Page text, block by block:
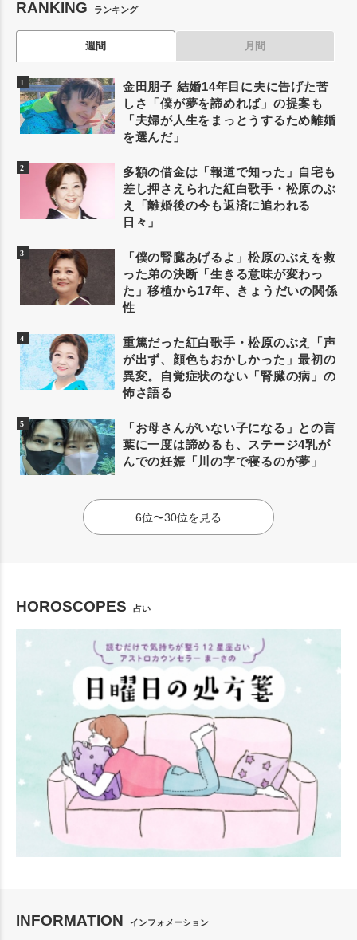
RANKING ランキング
週間 月間
金田朋子 結婚14年目に夫に告げた苦
しさ「僕が夢を諦めれば」の提案も
「夫婦が人生をまっとうするため離婚
を選んだ」
多額の借金は「報道で知った」自宅も
差し押さえられた紅白歌手・松原のぶ
え「離婚後の今も返済に追われる
日々」
「僕の腎臓あげるよ」松原のぶえを救
った弟の決断「生きる意味が変わっ
た」移植から17年、きょうだいの関係
性
重篤だった紅白歌手・松原のぶえ「声
が出ず、顔色もおかしかった」最初の
異変。自覚症状のない「腎臓の病」の
怖さ語る
「お母さんがいない子になる」との言
葉に一度は諦めるも、ステージ4乳が
んでの妊娠「川の字で寝るのが夢」
6位〜30位を見る
HOROSCOPES 占い
INFORMATION インフォメーション